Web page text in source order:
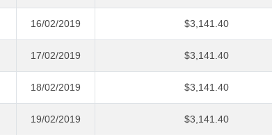
16/02/2019 $3,141.40
17/02/2019 $3,141.40
18/02/2019 $3,141.40
19/02/2019 $3,141.40